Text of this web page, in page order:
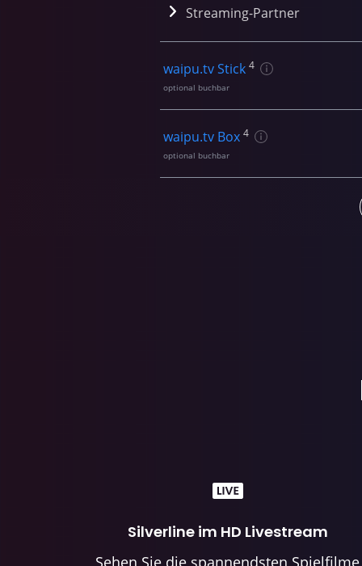
Streaming-Partner
waipu.tv Stick 4
optional buchbar
waipu.tv Box 4
optional buchbar
Silverline im HD Livestream
Sehen Sie die spannendsten Spielfilme